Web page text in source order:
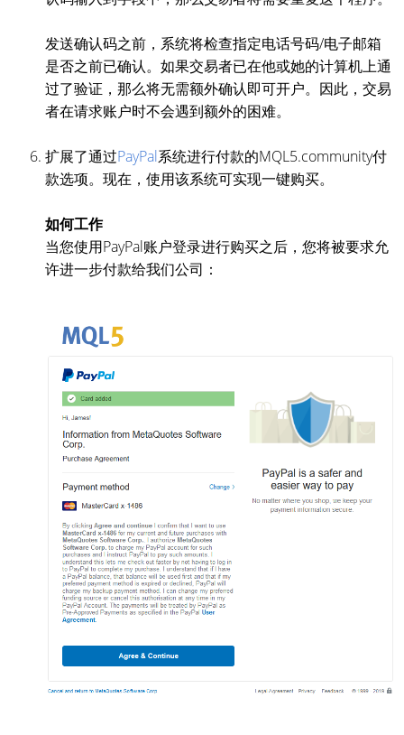
发送确认码之前，系统将检查指定电话号码/电子邮箱
是否之前已确认。如果交易者已在他或她的计算机上通
过了验证，那么将无需额外确认即可开户。因此，交易
者在请求账户时不会遇到额外的困难。
扩展了通过PayPal系统进行付款的MQL5.community付
款选项。现在，使用该系统可实现一键购买。
如何工作
当您使用PayPal账户登录进行购买之后，您将被要求允
许进一步付款给我们公司：